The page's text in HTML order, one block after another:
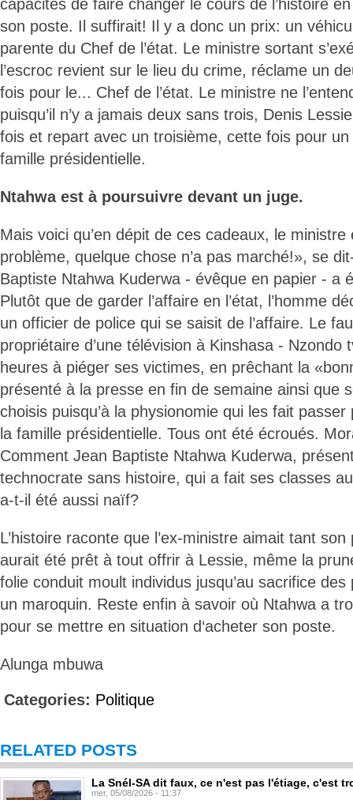
capacités de faire changer le cours de l’histoire
son poste. Il suffirait! Il y a donc un prix: un
parente du Chef de l’état. Le ministre sortant
l’escroc revient sur le lieu du crime, réclame un
fois pour le... Chef de l’état. Le ministre ne
puisqu’il n’y a jamais deux sans trois, Denis
fois et repart avec un troisième, cette fois pour
famille présidentielle.
Ntahwa est à poursuivre devant un juge.
Mais voici qu’en dépit de ces cadeaux, le
problème, quelque chose n’a pas marché!», se
Baptiste Ntahwa Kuderwa - évêque en papier - a
Plutôt que de garder l’affaire en l’état, l’homme
un officier de police qui se saisit de l’affaire. Le
propriétaire d’une télévision à Kinshasa - Nzondo
heures à piéger ses victimes, en prêchant la
présenté à la presse en fin de semaine ainsi que
choisis puisqu’à la physionomie qui les fait
la famille présidentielle. Tous ont été écroués.
Comment Jean Baptiste Ntahwa Kuderwa,
technocrate sans histoire, qui a fait ses classes
a-t-il été aussi naïf?
L’histoire raconte que l’ex-ministre aimait tant son
aurait été prêt à tout offrir à Lessie, même la
folie conduit moult individus jusqu’au sacrifice
un maroquin. Reste enfin à savoir où Ntahwa a
pour se mettre en situation d‘acheter son poste.
Alunga mbuwa
Categories: Politique
RELATED POSTS
La Snél-SA dit faux, ce n'est pas l'étiage, c'est
mer, 05/08/2026 - 11:37